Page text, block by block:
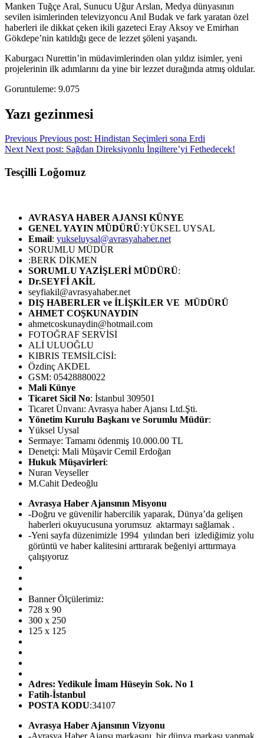
Manken Tuğçe Aral, Sunucu Uğur Arslan, Medya dünyasının
sevilen isimlerinden televizyoncu Anıl Budak ve fark yaratan özel
haberleri ile dikkat çeken ikili gazeteci Eray Aksoy ve Emirhan
Gökdepe’nin katıldığı gece de lezzet şöleni yaşandı.
Kaburgacı Nurettin’in müdavimlerinden olan yıldız isimler, yeni
projelerinin ilk adımlarını da yine bir lezzet durağında atmış oldular.
Goruntuleme: 9.075
Yazı gezinmesi
Previous Previous post: Hindistan Seçimleri sona Erdi
Next Next post: Sağdan Direksiyonlu İngiltere’yi Fethedecek!
Tesçilli Loğomuz
AVRASYA HABER AJANSI KÜNYE
GENEL YAYIN MÜDÜRÜ:YÜKSEL UYSAL
Email: yukseluysal@avrasyahaber.net
SORUMLU MÜDÜR
:BERK DİKMEN
SORUMLU YAZİŞLERİ MÜDÜRÜ:
Dr.SEYFİ AKİL
seyfiakil@avrasyahaber.net
DIŞ HABERLER ve İLİŞKİLER VE MÜDÜRÜ
AHMET COŞKUNAYDIN
ahmetcoskunaydin@hotmail.com
FOTOĞRAF SERVİSİ
ALİ ULUOĞLU
KIBRIS TEMSİLCİSİ:
Özdinç AKDEL
GSM: 05428880022
Mali Künye
Ticaret Sicil No: İstanbul 309501
Ticaret Ünvanı: Avrasya haber Ajansı Ltd.Şti.
Yönetim Kurulu Başkanı ve Sorumlu Müdür:
Yüksel Uysal
Sermaye: Tamamı ödenmiş 10.000.00 TL
Denetçi: Mali Müşavir Cemil Erdoğan
Hukuk Müşavirleri:
Nuran Veyseller
M.Cahit Dedeoğlu
Avrasya Haber Ajansının Misyonu
-Doğru ve güvenilir habercilik yaparak, Dünya’da gelişen
haberleri okuyucusuna yorumsuz aktarmayı sağlamak .
-Yeni sayfa düzenimizle 1994 yılından beri izlediğimiz yolu
görüntü ve haber kalitesini arttırarak beğeniyi arttırmaya
çalışıyoruz
Banner Ölçülerimiz:
728 x 90
300 x 250
125 x 125
Adres: Yedikule İmam Hüseyin Sok. No 1
Fatih-İstanbul
POSTA KODU:34107
Avrasya Haber Ajansının Vizyonu
-Avrasya Haber Ajansı markasını, bir dünya markası yapmak.